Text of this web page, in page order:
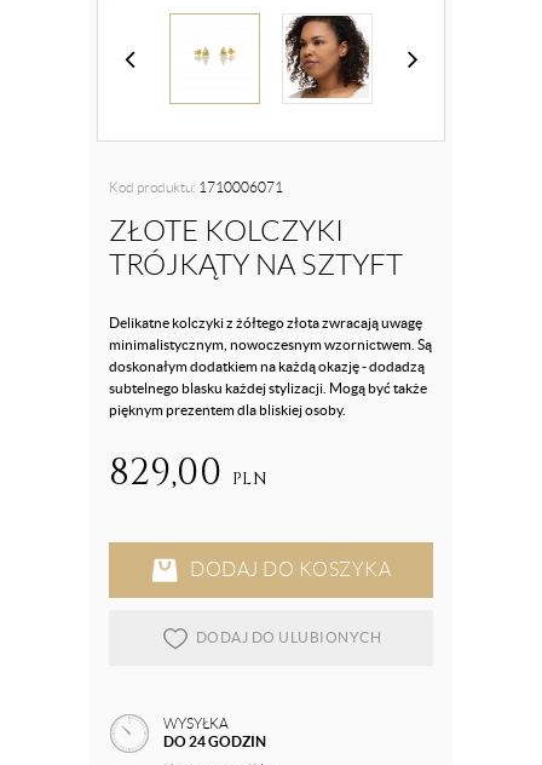
Kod produktu: 1710006071
ZŁOTE KOLCZYKI
TRÓJKĄTY NA SZTYFT
Delikatne kolczyki z żółtego złota zwracają uwagę
minimalistycznym, nowoczesnym wzornictwem. Są
doskonałym dodatkiem na każdą okazję - dodadzą
subtelnego blasku każdej stylizacji. Mogą być także
pięknym prezentem dla bliskiej osoby.
829,00 PLN
DODAJ DO KOSZYKA
DODAJ DO ULUBIONYCH
WYSYŁKA
DO 24 GODZIN